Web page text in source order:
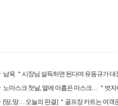
남욱 ＂시장님 설득하면 된다며 유동규가 대
노마스크 첫날, 열에 아홉은 마스크… ＂벗
[땅, 땅… 오늘의 판결] ＂골프장 카트는 여객